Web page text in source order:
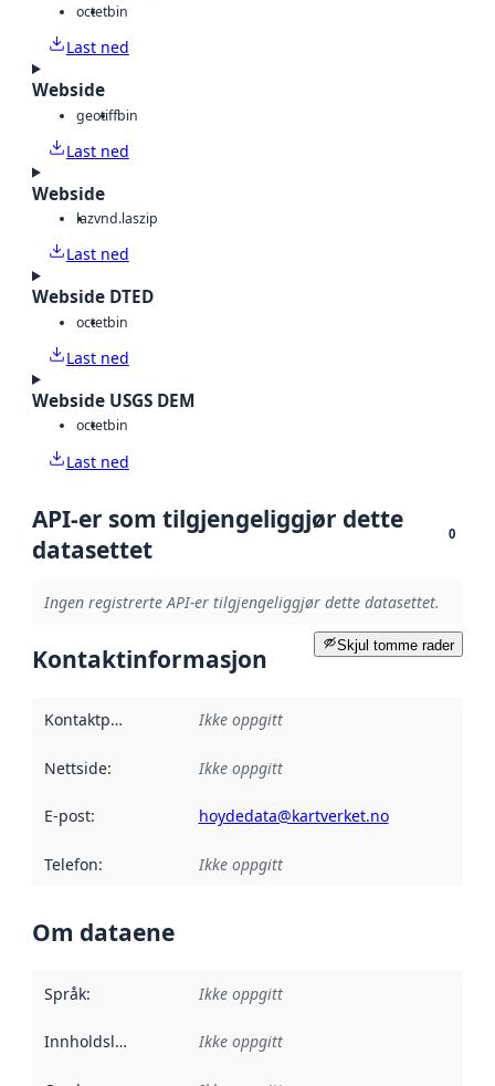
octetbin
Last ned
Webside
geotiffbin
Last ned
Webside
lazvnd.laszip
Last ned
Webside DTED
octetbin
Last ned
Webside USGS DEM
octetbin
Last ned
API-er som tilgjengeliggjør dette
datasettet
0
Ingen registrerte API-er tilgjengeliggjør dette datasettet.
Skjul tomme rader
Kontaktinformasjon
Kontaktpunkt Ikke oppgitt
Nettside: Ikke oppgitt
E-post: hoydedata@kartverket.no
Telefon: Ikke oppgitt
Om dataene
Språk: Ikke oppgitt
Innholdsleverandører :
Ikke oppgitt